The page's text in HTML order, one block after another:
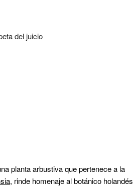
del juicio
planta arbustiva que pertenece a la
, rinde homenaje al botánico holandés